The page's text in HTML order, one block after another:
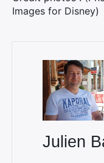
Images for Disney)
Julien